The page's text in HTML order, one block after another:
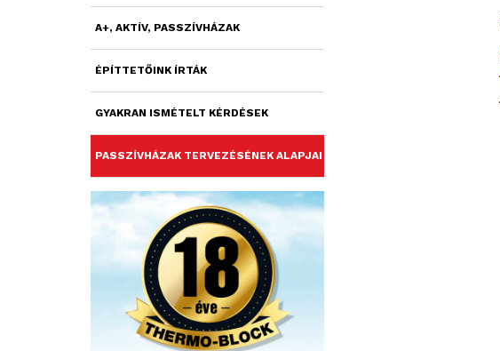
A+, AKTÍV, PASSZÍVHÁZAK
ÉPÍTTETŐINK ÍRTÁK
GYAKRAN ISMÉTELT KÉRDÉSEK
PASSZÍVHÁZAK TERVEZÉSÉNEK ALAPJAI